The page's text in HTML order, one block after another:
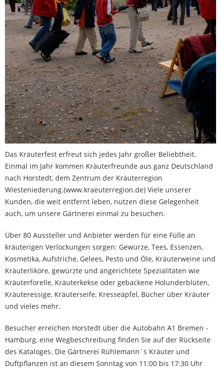
Das Kräuterfest erfreut sich jedes Jahr großer Beliebtheit.
Einmal im Jahr kommen Kräuterfreunde aus ganz Deutschland
nach Horstedt, dem Zentrum der Kräuterregion
Wiesteniederung.(www.kraeuterregion.de) Viele unserer
Kunden, die weit entfernt leben, nutzen diese Gelegenheit
auch, um unsere Gärtnerei einmal zu besuchen.
Über 80 Aussteller und Anbieter werden für eine Fülle an
kräuterigen Verlockungen sorgen: Gewürze, Tees, Essenzen,
Kosmetika, Aufstriche, Gelees, Pesto und Öle, Kräuterweine und
Kräuterliköre, gewürzte und angerichtete Spezialitäten wie
Kräuterforelle, Kräuterkekse oder gebackene Holunderblüten,
Kräuteressige, Kräuterseife, Kresseäpfel, Bücher über Kräuter
und vieles mehr.
Besucher erreichen Horstedt über die Autobahn A1 Bremen -
Hamburg, eine Wegbeschreibung finden Sie auf der Rückseite
des Kataloges. Die Gärtnerei Rühlemann´s Kräuter und
Duftpflanzen ist an diesem Sonntag von 11:00 bis 17:30 Uhr